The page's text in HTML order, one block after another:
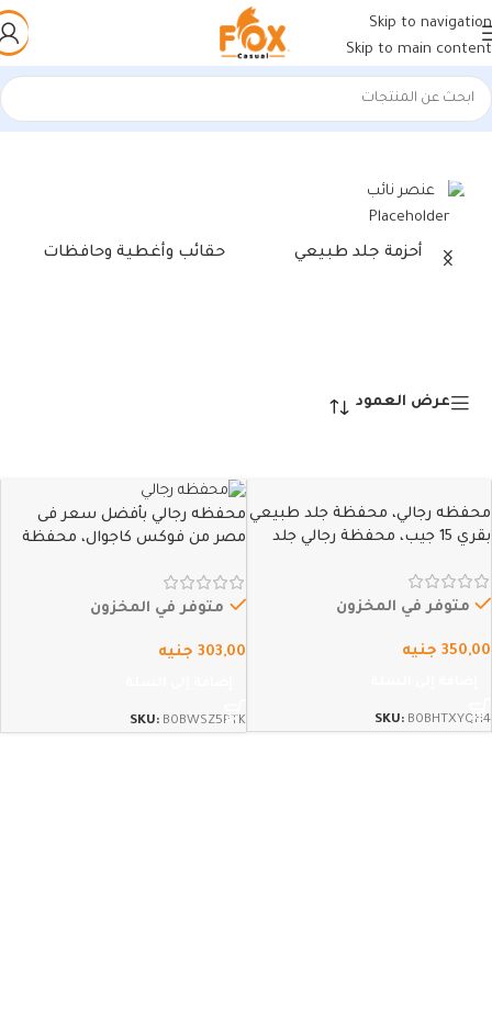
Skip to navigation
Skip to main content
الرئيسية/منتجات تحت الوسم “محفظه رجالي” عرض ⁦2⁩ من كل النتائج
أحزمة جلد طبيعي حقائب وأغطية وحافظات
عرض العمود
محفظه رجالي، محفظة جلد طبيعي
بقري 15 جيب، محفظة رجالي جلد
كبيرة، محفظة جلد طبيعي كروت،
بأفضل سعر فى مصر من فوكس
متوفر في المخزون
350,00 جنيه
SKU: B0BHTXYQH4
محفظه رجالي بأفضل سعر فى
مصر من فوكس كاجوال، محفظة
رجالي جلد طبيعي أصلي، محفظة
رجالي جلد طبيعي كبيرة، محفظة
متوفر في المخزون
303,00 جنيه
SKU: B0BWSZ5PTK